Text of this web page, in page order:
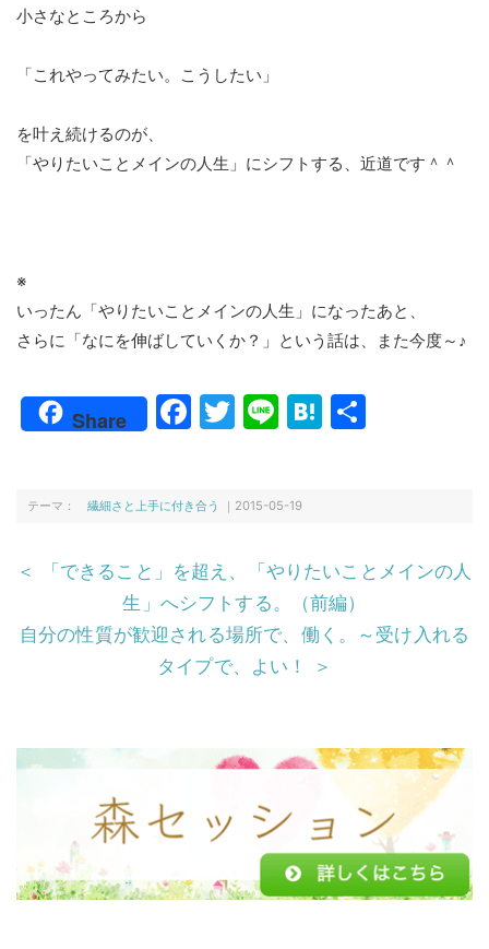
小さなところから
「これやってみたい。こうしたい」
を叶え続けるのが、
「やりたいことメインの人生」にシフトする、近道です＾＾
※
いったん「やりたいことメインの人生」になったあと、
さらに「なにを伸ばしていくか？」という話は、また今度～♪
Share
F
e
b
o
o
k
T
er
Li H
テーマ： 繊細さと上手に付き合う ｜2015-05-19
＜ 「できること」を超え、「やりたいことメインの人
生」へシフトする。（前編）
自分の性質が歓迎される場所で、働く。～受け入れる
タイプで、よい！ ＞